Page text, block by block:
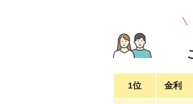
1位 金利